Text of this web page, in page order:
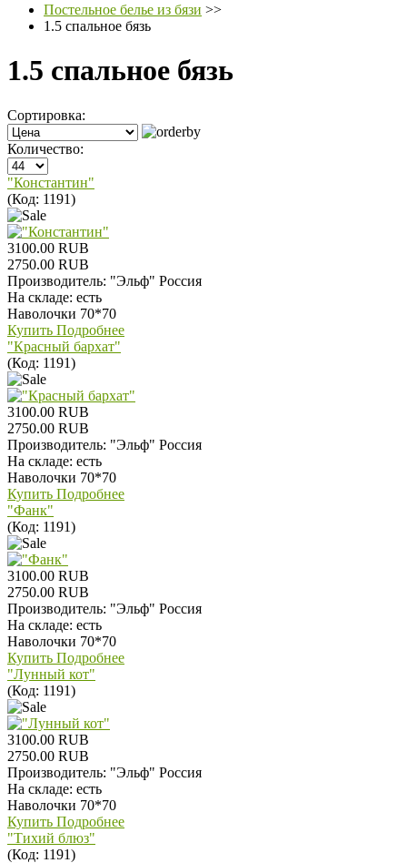
Постельное белье из бязи >>
1.5 спальное бязь
1.5 спальное бязь
Сортировка:
Количество:
"Константин"
(Код: 1191)
3100.00 RUB
2750.00 RUB
Производитель: "Эльф" Россия
На складе: есть
Наволочки 70*70
Купить Подробнее
"Красный бархат"
(Код: 1191)
3100.00 RUB
2750.00 RUB
Производитель: "Эльф" Россия
На складе: есть
Наволочки 70*70
Купить Подробнее
"Фанк"
(Код: 1191)
3100.00 RUB
2750.00 RUB
Производитель: "Эльф" Россия
На складе: есть
Наволочки 70*70
Купить Подробнее
"Лунный кот"
(Код: 1191)
3100.00 RUB
2750.00 RUB
Производитель: "Эльф" Россия
На складе: есть
Наволочки 70*70
Купить Подробнее
"Тихий блюз"
(Код: 1191)